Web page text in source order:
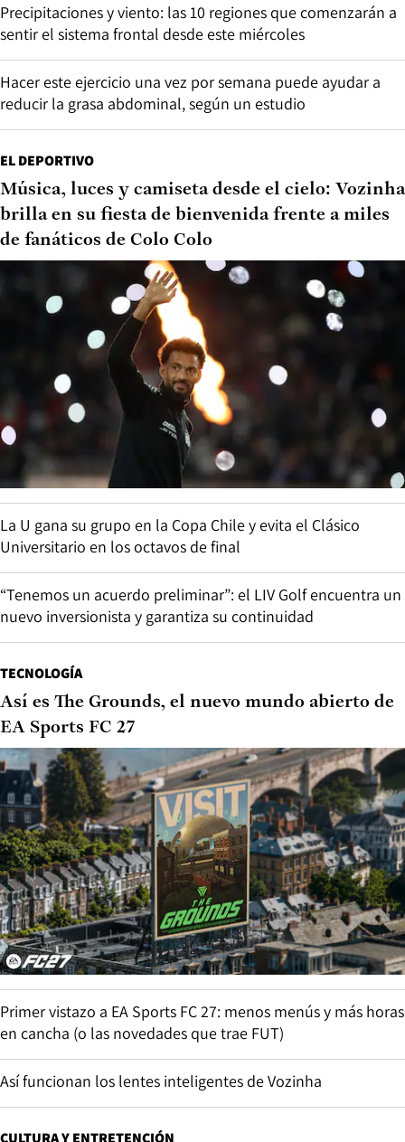
Precipitaciones y viento: las 10 regiones que comenzarán a
sentir el sistema frontal desde este miércoles
Hacer este ejercicio una vez por semana puede ayudar a
reducir la grasa abdominal, según un estudio
EL DEPORTIVO
Música, luces y camiseta desde el cielo: Vozinha
brilla en su fiesta de bienvenida frente a miles
de fanáticos de Colo Colo
La U gana su grupo en la Copa Chile y evita el Clásico
Universitario en los octavos de final
“Tenemos un acuerdo preliminar”: el LIV Golf encuentra un
nuevo inversionista y garantiza su continuidad
TECNOLOGÍA
Así es The Grounds, el nuevo mundo abierto de
EA Sports FC 27
Primer vistazo a EA Sports FC 27: menos menús y más horas
en cancha (o las novedades que trae FUT)
Así funcionan los lentes inteligentes de Vozinha